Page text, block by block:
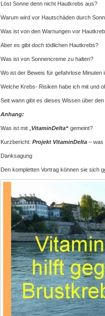
Löst Sonne denn nicht Hautkrebs aus?
Warum wird vor Hautschäden durch
Was ist von den Warnungen vor
Aber es gibt doch tödlichen Hautkrebs?
Was ist von Sonnencreme zu halten?
Wo ist der Beweis für gefahrlose Minuten
Welche Krebs- Risiken habe ich mit und
Seit wann gibt es dieses Wissen über
Anhang:
Was ist mit „ VitaminDelta“ gemeint?
Kurzbericht: Projekt VitaminDelta – was
Danksagung
Den kompletten Vortrag können sie sich